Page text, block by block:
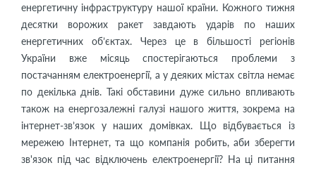
енергетичну інфраструктуру нашої країни. Кожного тижня
десятки ворожих ракет завдають ударів по наших
енергетичних об’єктах. Через це в більшості регіонів
України вже місяць спостерігаються проблеми з
постачанням електроенергії, а у деяких містах світла немає
по декілька днів. Такі обставини дуже сильно впливають
також на енергозалежні галузі нашого життя, зокрема на
інтернет-зв’язок у наших домівках. Що відбувається із
мережею Інтернет, та що компанія робить, аби зберегти
зв'язок під час відключень електроенергії? На ці питання